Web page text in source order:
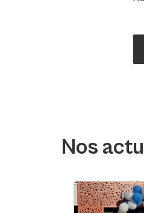
Nos